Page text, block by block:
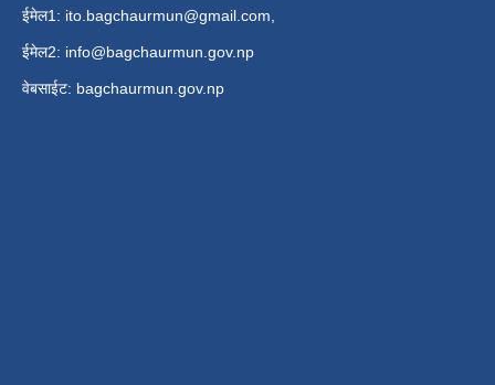
ईमेल1: ito.bagchaurmun@gmail.com
ईमेल2: info@bagchaurmun.gov.np
वे‍बसाईट: bagchaurmun.gov.np